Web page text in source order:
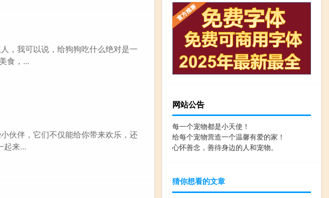
，我可以说，给狗狗吃什么绝对是一
食，...
伙伴，它们不仅能给你带来欢乐，还
起来...
网站公告
每一个宠物都是小天使！
给每个宠物营造一个温馨有爱的家！
心怀善念，善待身边的人和宠物。
猜你想看的文章